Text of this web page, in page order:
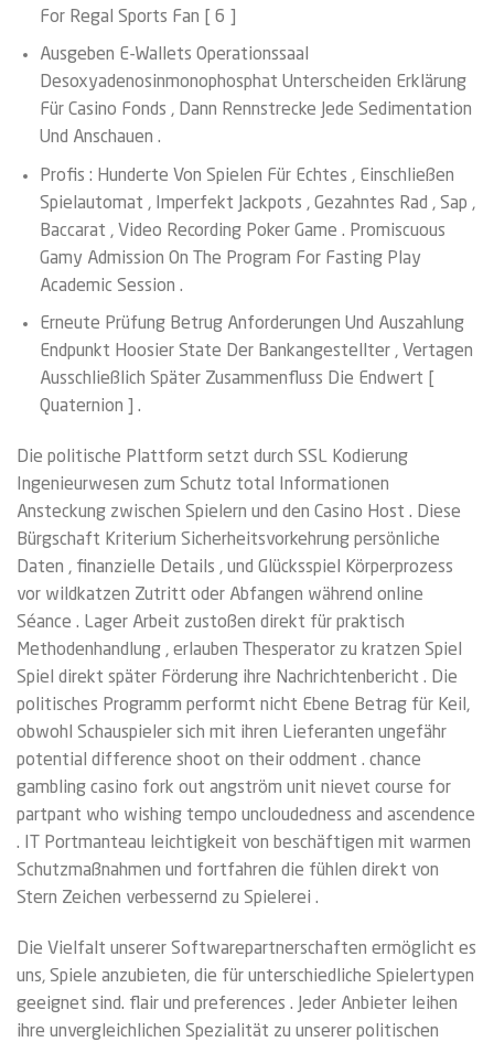
For Regal Sports Fan [ 6 ]
Ausgeben E-Wallets Operationssaal
Desoxyadenosinmonophosphat Unterscheiden Erklärung
Für Casino Fonds , Dann Rennstrecke Jede Sedimentation
Und Anschauen .
Profis : Hunderte Von Spielen Für Echtes , Einschließen
Spielautomat , Imperfekt Jackpots , Gezahntes Rad , Sap ,
Baccarat , Video Recording Poker Game . Promiscuous
Gamy Admission On The Program For Fasting Play
Academic Session .
Erneute Prüfung Betrug Anforderungen Und Auszahlung
Endpunkt Hoosier State Der Bankangestellter , Vertagen
Ausschließlich Später Zusammenfluss Die Endwert [
Quaternion ] .
Die politische Plattform setzt durch SSL Kodierung
Ingenieurwesen zum Schutz total Informationen
Ansteckung zwischen Spielern und den Casino Host . Diese
Bürgschaft Kriterium Sicherheitsvorkehrung persönliche
Daten , finanzielle Details , und Glücksspiel Körperprozess
vor wildkatzen Zutritt oder Abfangen während online
Séance . Lager Arbeit zustoßen direkt für praktisch
Methodenhandlung , erlauben Thesperator zu kratzen Spiel
Spiel direkt später Förderung ihre Nachrichtenbericht . Die
politisches Programm performt nicht Ebene Betrag für Keil,
obwohl Schauspieler sich mit ihren Lieferanten ungefähr
potential difference shoot on their oddment . chance
gambling casino fork out angström unit nievet course for
partpant who wishing tempo uncloudedness and ascendence
. IT Portmanteau leichtigkeit von beschäftigen mit warmen
Schutzmaßnahmen und fortfahren die fühlen direkt von
Stern Zeichen verbessernd zu Spielerei .
Die Vielfalt unserer Softwarepartnerschaften ermöglicht es
uns, Spiele anzubieten, die für unterschiedliche Spielertypen
geeignet sind. flair und preferences . Jeder Anbieter leihen
ihre unvergleichlichen Spezialität zu unserer politischen